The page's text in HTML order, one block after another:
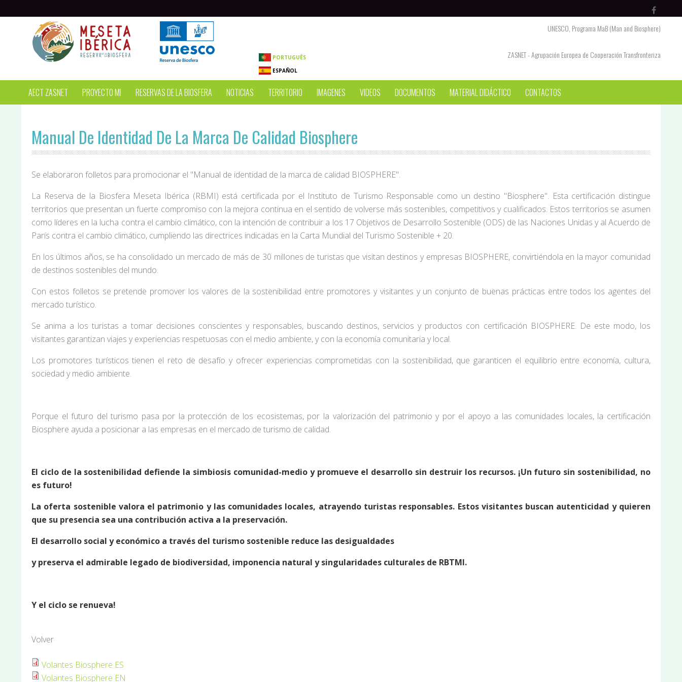
PORTUGUÊS
ESPAÑOL
UNESCO, Programa MaB (Man and Biosphere)
ZASNET - Agrupación Europea de Cooperación Transfronteriza
AECT ZASNET PROYECTO MI RESERVAS DE LA BIOSFERA NOTICIAS TERRITORIO IMAGENES VIDEOS DOCUMENTOS MATERIAL DIDÁCTICO CONTACTOS
Manual De Identidad De La Marca De Calidad Biosphere
Se elaboraron folletos para promocionar el "Manual de identidad de la marca de calidad BIOSPHERE".
La Reserva de la Biosfera Meseta Ibérica (RBMI) está certificada por el Instituto de Turismo Responsable como un destino "Biosphere". Esta certificación distingue
territorios que presentan un fuerte compromiso con la mejora continua en el sentido de volverse más sostenibles, competitivos y cualificados. Estos territorios se asumen
como líderes en la lucha contra el cambio climático, con la intención de contribuir a los 17 Objetivos de Desarrollo Sostenible (ODS) de las Naciones Unidas y al Acuerdo de
París contra el cambio climático, cumpliendo las directrices indicadas en la Carta Mundial del Turismo Sostenible + 20.
En los últimos años, se ha consolidado un mercado de más de 30 millones de turistas que visitan destinos y empresas BIOSPHERE, convirtiéndola en la mayor comunidad
de destinos sostenibles del mundo.
Con estos folletos se pretende promover los valores de la sostenibilidad entre promotores y visitantes y un conjunto de buenas prácticas entre todos los agentes del
mercado turístico.
Se anima a los turistas a tomar decisiones conscientes y responsables, buscando destinos, servicios y productos con certificación BIOSPHERE. De este modo, los
visitantes garantizan viajes y experiencias respetuosas con el medio ambiente, y con la economía comunitaria y local.
Los promotores turísticos tienen el reto de desafío y ofrecer experiencias comprometidas con la sostenibilidad, que garanticen el equilibrio entre economía, cultura,
sociedad y medio ambiente.
Porque el futuro del turismo pasa por la protección de los ecosistemas, por la valorización del patrimonio y por el apoyo a las comunidades locales, la certificación
Biosphere ayuda a posicionar a las empresas en el mercado de turismo de calidad.
El ciclo de la sostenibilidad defiende la simbiosis comunidad-medio y promueve el desarrollo sin destruir los recursos. ¡Un futuro sin sostenibilidad, no
es futuro!
La oferta sostenible valora el patrimonio y las comunidades locales, atrayendo turistas responsables. Estos visitantes buscan autenticidad y quieren
que su presencia sea una contribución activa a la preservación.
El desarrollo social y económico a través del turismo sostenible reduce las desigualdades
y preserva el admirable legado de biodiversidad, imponencia natural y singularidades culturales de RBTMI.
Y el ciclo se renueva!
Volver
Volantes Biosphere ES
Volantes Biosphere EN